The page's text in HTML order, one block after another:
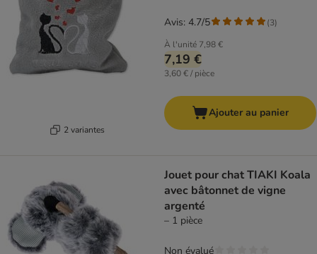
2 variantes
À l'unité 7,98 €
7,19 €
3,60 € / pièce
Avis: 4.7/5 (3)
Ajouter au panier
Jouet pour chat TIAKI Koala
avec bâtonnet de vigne
argenté
– 1 pièce
Non évalué